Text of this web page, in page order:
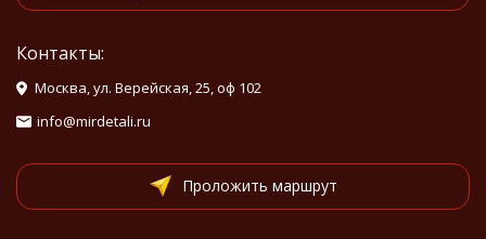
Контакты:
Москва, ул. Верейская, 25, оф 102
info@mirdetali.ru
Проложить маршрут